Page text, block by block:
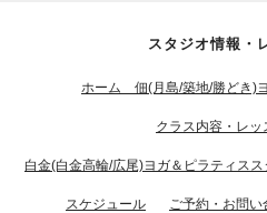
スタジオ情報・
ホーム 佃(月島/築地/勝どき)
クラス内容・レ
白金(白金高輪/広尾)ヨガ＆ピラティスス
スケジュール ご予約・お問い